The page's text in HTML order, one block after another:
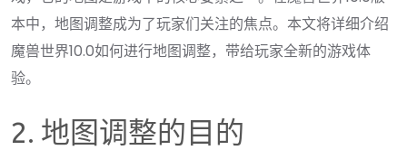
本中，地图调整成为了玩家们关注的焦点。本文将详细介绍
魔兽世界10.0如何进行地图调整，带给玩家全新的游戏体
验。
2. 地图调整的目的